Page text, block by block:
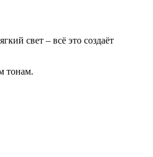
свет – всё это создаёт
тонам.